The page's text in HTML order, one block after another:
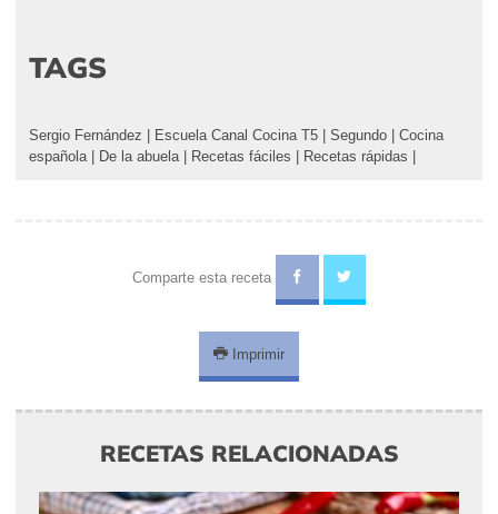
TAGS
Sergio Fernández | Escuela Canal Cocina T5 | Segundo | Cocina
española | De la abuela | Recetas fáciles | Recetas rápidas |
Comparte esta receta
Imprimir
RECETAS RELACIONADAS